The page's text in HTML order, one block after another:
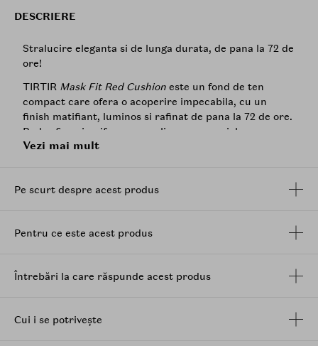
DESCRIERE
Stralucire eleganta si de lunga durata, de pana la 72 de
ore!
TIRTIR Mask Fit Red Cushion este un fond de ten
compact care ofera o acoperire impecabila, cu un
finish matifiant, luminos si rafinat de pana la 72 de ore.
Pudra fina si uniforma se aplica usor pe piele,
acoperind eficient roseata, imperfectiunile si
Caracteristici principale:
Infuzat cu 3 tipuri de antioxidanti, ajuta la
Pudra usoara permite pielii sa respire, oferind un
Exploreaza o gama variata de culori, care iau in
Vezi mai mult
Pe scurt despre acest produs
Pentru ce este acest produs
Întrebări la care răspunde acest produs
Cui i se potrivește